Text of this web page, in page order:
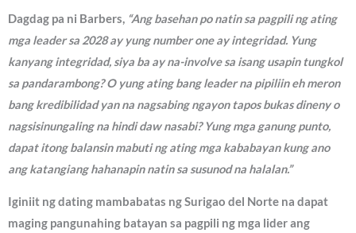
Dagdag pa ni Barbers, “Ang basehan po natin sa pagpili ng ating
mga leader sa 2028 ay yung number one ay integridad. Yung
kanyang integridad, siya ba ay na-involve sa isang usapin tungkol
sa pandarambong? O yung ating bang leader na pipiliin eh meron
bang kredibilidad yan na nagsabing ngayon tapos bukas dineny o
nagsisinungaling na hindi daw nasabi? Yung mga ganung punto,
dapat itong balansin mabuti ng ating mga kababayan kung ano
ang katangiang hahanapin natin sa susunod na halalan.”
Iginiit ng dating mambabatas ng Surigao del Norte na dapat
maging pangunahing batayan sa pagpili ng mga lider ang